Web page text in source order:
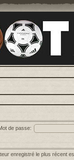
de passe:
enregistré le plus récent